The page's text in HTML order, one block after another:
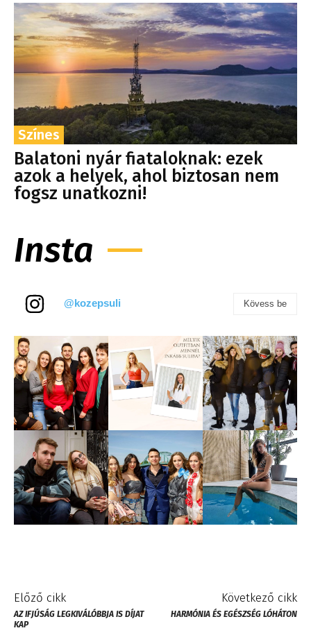
Színes
Balatoni nyár fiataloknak: ezek
azok a helyek, ahol biztosan nem
fogsz unatkozni!
Insta
@kozepsuli Kövess be
Előző cikk
AZ IFJÚSÁG LEGKIVÁLÓBBJA IS DÍJAT
KAP
Következő cikk
HARMÓNIA ÉS EGÉSZSÉG LÓHÁTON